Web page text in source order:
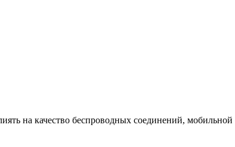
на качество беспроводных соединений, мобильной